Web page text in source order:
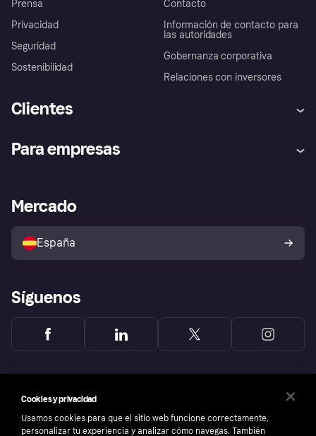
Prensa
Privacidad
Seguridad
Sostenibilidad
Contacto
Información de contacto para
las autoridades
Gobernanza corporativa
Relaciones con inversores
Clientes
Inicio de sesión
Directorio de tiendas
Política de protección al
comprador de Klarna
Reclamaciones
Para empresas
Acceso empresas
Mercado
España
Síguenos
Cookies y privacidad
Usamos cookies para que el sitio web funcione correctamente,
personalizar tu experiencia y analizar cómo navegas. También